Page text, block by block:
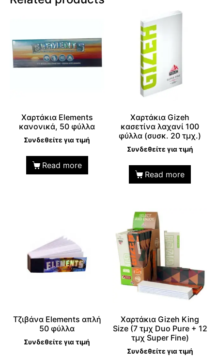
Χαρτάκια Elements
κανονικά, 50 φύλλα
Συνδεθείτε για τιμή
Read more
Χαρτάκια Gizeh
κασετίνα λαχανί 100
φύλλα (συσκ. 20 τμχ.)
Συνδεθείτε για τιμή
Read more
Τζιβάνα Elements απλή
50 φύλλα
Συνδεθείτε για τιμή
Χαρτάκια Gizeh King
Size (7 τμχ Duo Pure + 12
τμχ Super Fine)
Συνδεθείτε για τιμή